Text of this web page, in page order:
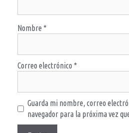
Nombre *
Correo electrónico *
Guarda mi nombre, correo
navegador para la próxima vez